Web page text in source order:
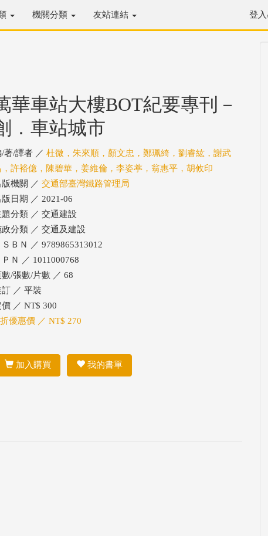
機關分類 友站連結 登
華車站大樓BOT紀要專刊－
．車站城市
/著/譯者 ／ 杜微，朱來順，顏文忠，鄭珮綺，劉睿紘，謝武
，許裕億，陳碧華，姜維倫，李姿葶，翁惠平，胡攸印
版機關 ／ 交通部臺灣鐵路管理局
版日期 ／ 2021-06
題分類 ／ 交通建設
政分類 ／ 交通及建設
ＳＢＮ ／ 9789865313012
ＰＮ ／ 1011000768
數/張數/片數 ／ 68
訂 ／ 平裝
價 ／ NT$ 300
優惠價 ／ NT$ 270
加入購買 我的書單